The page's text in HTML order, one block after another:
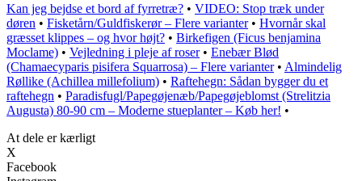
Kan jeg bejdse et bord af fyrretræ? • VIDEO: Stop træk under
døren • Fisketårn/Guldfiskerør – Flere varianter• Hvornår skal
græsset klippes – og hvor højt? • Birkefigen (Ficus benjamina
Moclame) • Vejledning i pleje af roser• Enebær Blød
(Chamaecyparis pisifera Squarrosa) – Flere varianter• Almindelig
Røllike (Achillea millefolium) • Raftehegn: Sådan bygger du et
raftehegn • Paradisfugl/Papegøjenæb/Papegøjeblomst (Strelitzia
Augusta) 80-90 cm – Moderne stueplanter – Køb her! •
At dele er kærligt
X
Facebook